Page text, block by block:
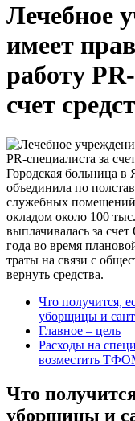
Лечебное
имеет
работу
счет
Городская больница
объединила по
служебных
окладом около 100
выплачивалась за
года во время
траты на связи с
вернуть средства.
Что получится,
уборщицы и
Главное – цель
Расходы на
возместить
Что
уборщицы и